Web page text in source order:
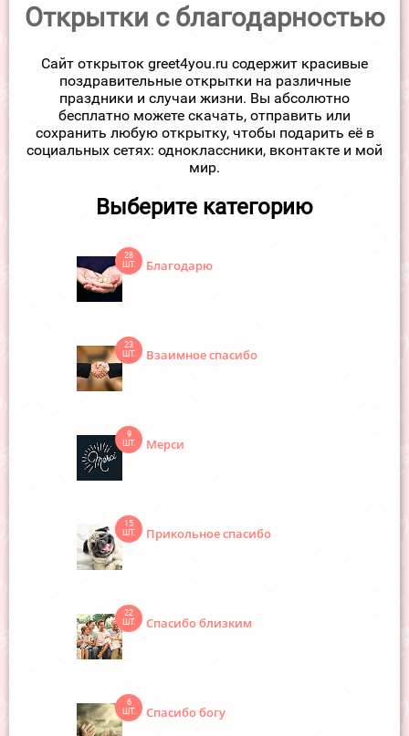
Открытки с благодарностью
Сайт открыток greet4you.ru содержит красивые
поздравительные открытки на различные
праздники и случаи жизни. Вы абсолютно
бесплатно можете скачать, отправить или
сохранить любую открытку, чтобы подарить её в
социальных сетях: одноклассники, вконтакте и мой
мир.
Выберите категорию
28
ШТ.
Благодарю
23
ШТ.
Взаимное спасибо
9
ШТ.
Мерси
15
ШТ.
Прикольное спасибо
22
ШТ.
Спасибо близким
6
ШТ.
Спасибо богу